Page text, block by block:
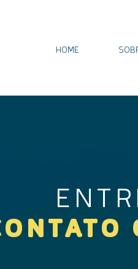
HOME